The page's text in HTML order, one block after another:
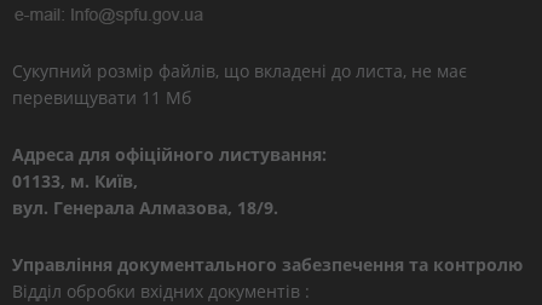
Сукупний розмір файлів, що вкладені до листа, не має
перевищувати 11 Мб
Адреса для офіційного листування:
01133, м. Київ,
вул. Генерала Алмазова, 18/9.
Управління документального забезпечення та контролю
Відділ обробки вхідних документів :